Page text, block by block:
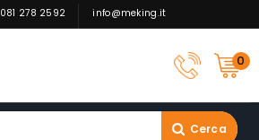
278 2592 info@meking.it
0
Cerca